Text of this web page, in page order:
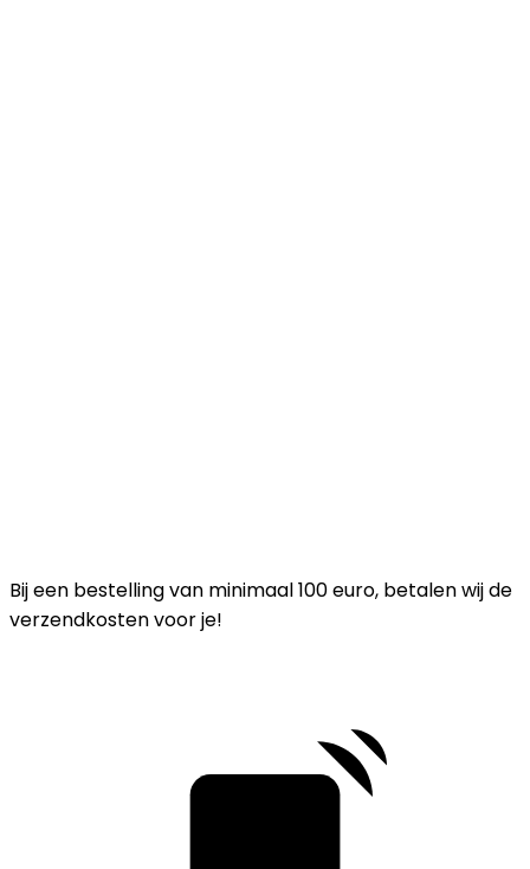
Bij een bestelling van minimaal 100 euro, betalen wij de
verzendkosten voor je!